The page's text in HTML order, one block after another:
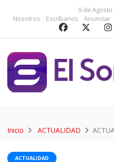
9 de
Nosotros
Escríbanos Anunciar
Inicio ACTUALIDAD
ACTUALIDAD